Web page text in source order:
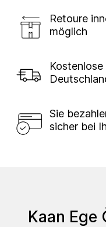
Retoure
möglich
Sie
sicher bei
Kaan Ege